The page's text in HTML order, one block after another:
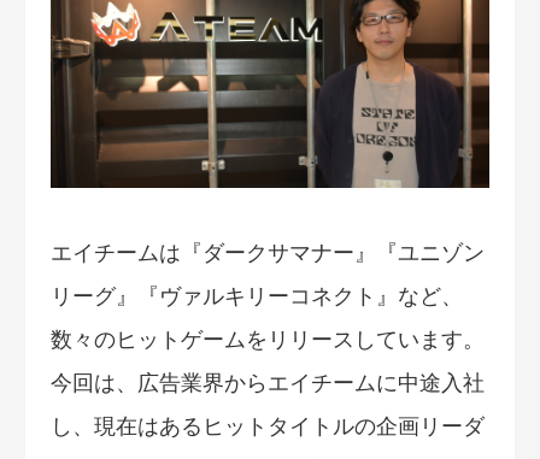
エイチームは『ダークサマナー』『ユニゾン
リーグ』『ヴァルキリーコネクト』など、
数々のヒットゲームをリリースしています。
今回は、広告業界からエイチームに中途入社
し、現在はあるヒットタイトルの企画リーダ